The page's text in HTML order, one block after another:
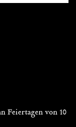
Feiertagen von 10